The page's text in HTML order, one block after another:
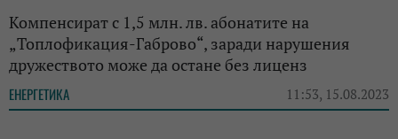
Компенсират с 1,5 млн. лв. абонатите на
„Топлофикация-Габрово“, заради нарушения
дружеството може да остане без лиценз
ЕНЕРГЕТИКА 11:53, 15.08.2023